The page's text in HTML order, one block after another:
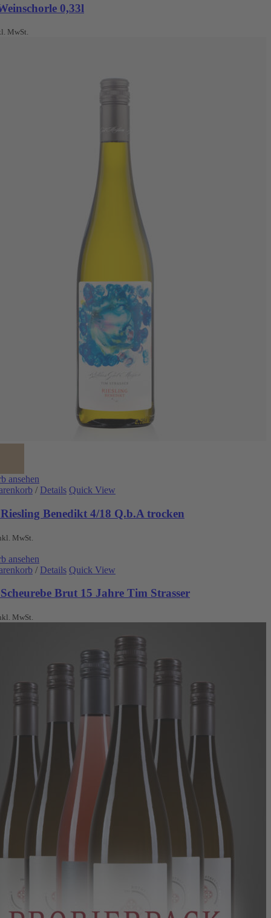
0,33l
MwSt.
ansehen
/ Details Quick View
Benedikt 4/18 Q.b.A trocken
MwSt.
ansehen
/ Details Quick View
Brut 15 Jahre Tim Strasser
MwSt.